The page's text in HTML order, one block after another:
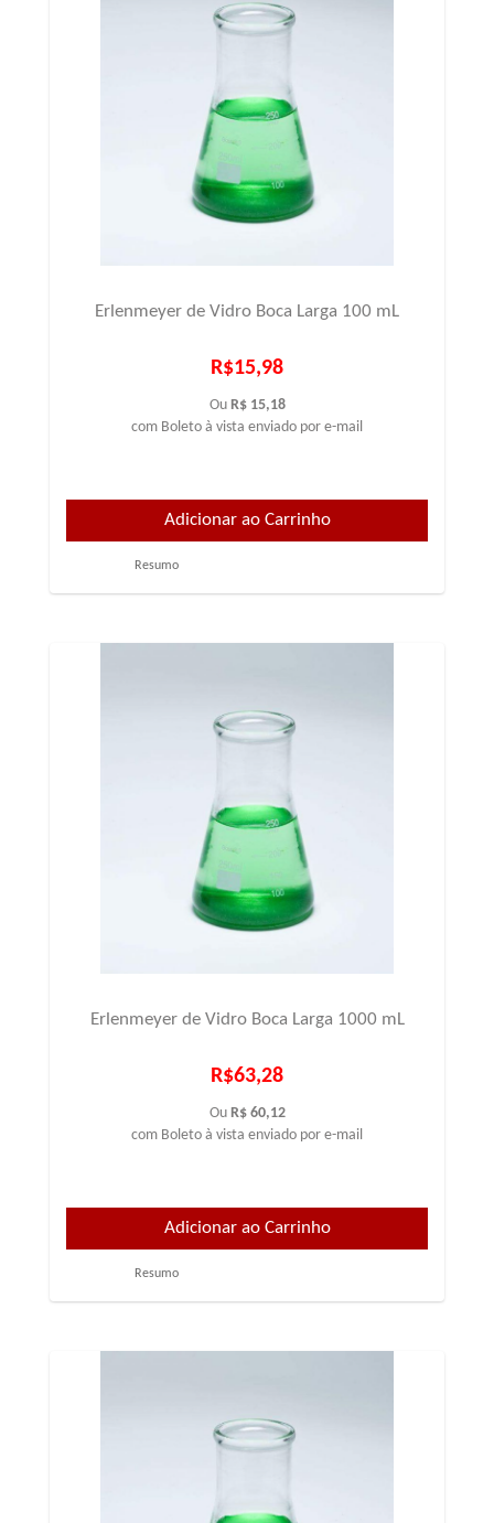
Erlenmeyer de Vidro Boca Larga 100 mL
R$15,98
Ou R$ 15,18
com Boleto à vista enviado por e-mail
Resumo
Erlenmeyer de Vidro Boca Larga 1000 mL
R$63,28
Ou R$ 60,12
com Boleto à vista enviado por e-mail
Resumo